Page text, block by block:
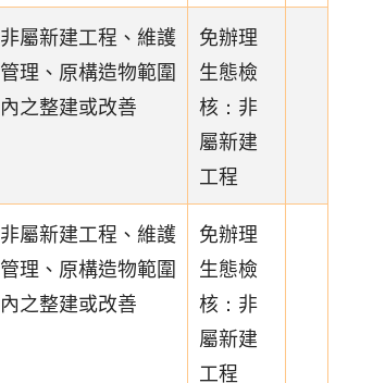
非屬新建工程、維護
管理、原構造物範圍
內之整建或改善
免辦理
生態檢
核：非
屬新建
工程
非屬新建工程、維護
管理、原構造物範圍
內之整建或改善
免辦理
生態檢
核：非
屬新建
工程